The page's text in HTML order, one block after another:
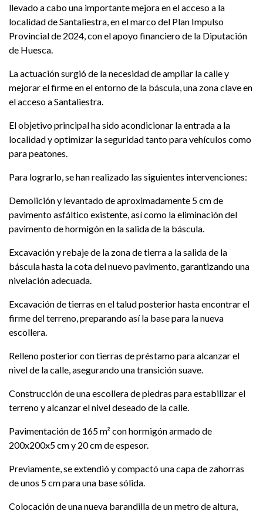
llevado a cabo una importante mejora en el acceso a la
localidad de Santaliestra, en el marco del Plan Impulso
Provincial de 2024, con el apoyo financiero de la Diputación
de Huesca.
La actuación surgió de la necesidad de ampliar la calle y
mejorar el firme en el entorno de la báscula, una zona clave en
el acceso a Santaliestra.
El objetivo principal ha sido acondicionar la entrada a la
localidad y optimizar la seguridad tanto para vehículos como
para peatones.
Para lograrlo, se han realizado las siguientes intervenciones:
Demolición y levantado de aproximadamente 5 cm de
pavimento asfáltico existente, así como la eliminación del
pavimento de hormigón en la salida de la báscula.
Excavación y rebaje de la zona de tierra a la salida de la
báscula hasta la cota del nuevo pavimento, garantizando una
nivelación adecuada.
Excavación de tierras en el talud posterior hasta encontrar el
firme del terreno, preparando así la base para la nueva
escollera.
Relleno posterior con tierras de préstamo para alcanzar el
nivel de la calle, asegurando una transición suave.
Construcción de una escollera de piedras para estabilizar el
terreno y alcanzar el nivel deseado de la calle.
Pavimentación de 165 m² con hormigón armado de
200x200x5 cm y 20 cm de espesor.
Previamente, se extendió y compactó una capa de zahorras
de unos 5 cm para una base sólida.
Colocación de una nueva barandilla de un metro de altura,